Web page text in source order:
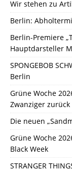
Wir stehen zu
Berlin:
Berlin-Premiere
Hauptdarsteller
SPONGEBOB
Berlin
Grüne Woche
Zwanziger zurück
Die neuen
Grüne Woche
Black Week
STRANGER